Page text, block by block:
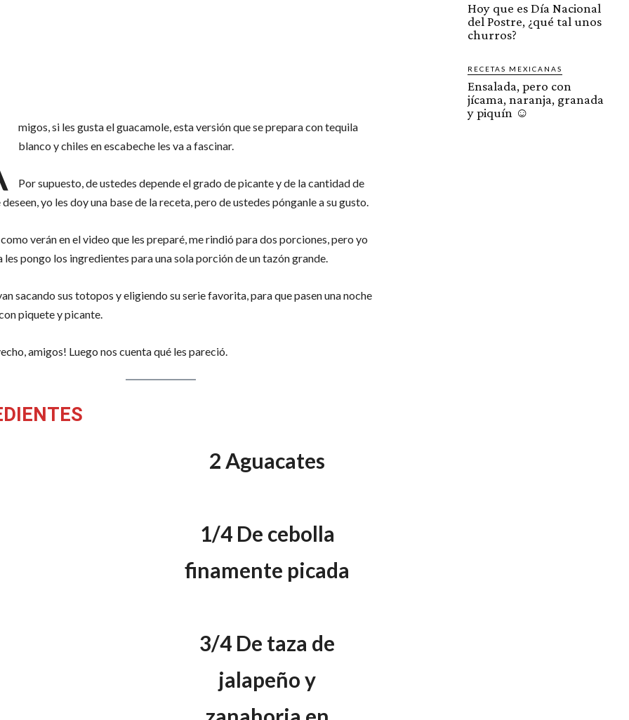
migos, si les gusta el guacamole, esta versión que se prepara con tequila
blanco y chiles en escabeche les va a fascinar.
Por supuesto, de ustedes depende el grado de picante y de la cantidad de
yo les doy una base de la receta, pero de ustedes pónganle a su gusto.
verán en el video que les preparé, me rindió para dos porciones, pero yo
les pongo los ingredientes para una sola porción de un tazón grande.
sacando sus totopos y eligiendo su serie favorita, para que pasen una noche
piquete y picante.
amigos! Luego nos cuenta qué les pareció.
2 Aguacates
1/4 De cebolla
finamente picada
3/4 De taza de
jalapeño y
Hoy que es Día Nacional
del Postre, ¿qué tal unos
churros?
RECETAS MEXICANAS
Ensalada, pero con
jícama, naranja, granada
y piquín ☺️